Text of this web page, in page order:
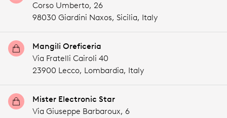
Corso Umberto, 26
98030 Giardini Naxos, Sicilia, Italy
Mangili Oreficeria
Via Fratelli Cairoli 40
23900 Lecco, Lombardia, Italy
Mister Electronic Star
Via Giuseppe Barbaroux, 6